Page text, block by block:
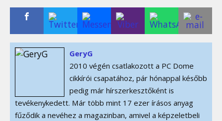
GeryG
2010 végén csatlakozott a PC Dome
cikkírói csapatához, pár hónappal később
pedig már hírszerkesztőként is
tevékenykedett. Már több mint 17 ezer írásos anyag
fűződik a nevéhez a magazinban, amivel a képzeletbeli